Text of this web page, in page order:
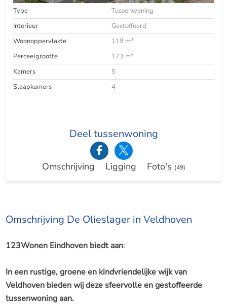
Type
Tussenwoning
Interieur
Gestoffeerd
Woonoppervlakte
119 m²
Perceelgrootte
173 m²
Kamers
5
Slaapkamers
4
Deel tussenwoning
Omschrijving Ligging Foto's (49)
Omschrijving De Olieslager in Veldhoven
123Wonen Eindhoven biedt aan:
In een rustige, groene en kindvriendelijke wijk van
Veldhoven bieden wij deze sfeervolle en gestoffeerde
tussenwoning aan.